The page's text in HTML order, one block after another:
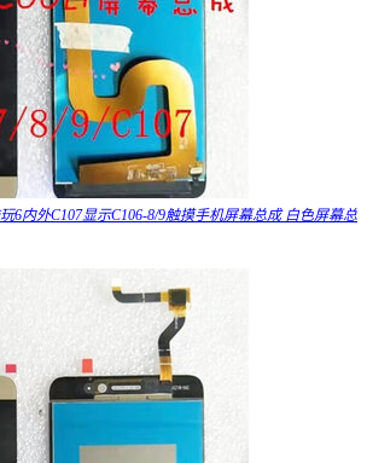
6内外C107显示C106-8/9触摸手机屏幕总成 白色屏幕总